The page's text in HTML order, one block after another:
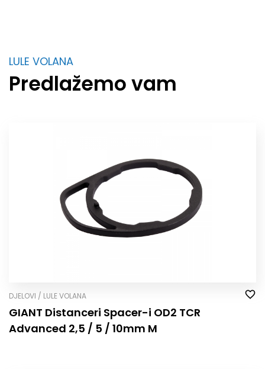
LULE VOLANA
Predlažemo vam
DJELOVI / LULE VOLANA
GIANT Distanceri Spacer-i OD2 TCR
Advanced 2,5 / 5 / 10mm M